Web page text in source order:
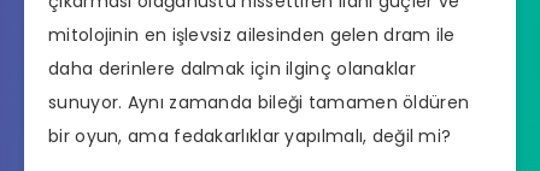
mitolojinin en işlevsiz ailesinden gelen dram ile
daha derinlere dalmak için ilginç olanaklar
sunuyor. Aynı zamanda bileği tamamen öldüren
bir oyun, ama fedakarlıklar yapılmalı, değil mi?